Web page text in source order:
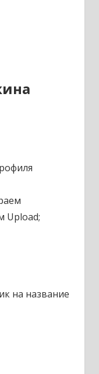
Upload;
на название